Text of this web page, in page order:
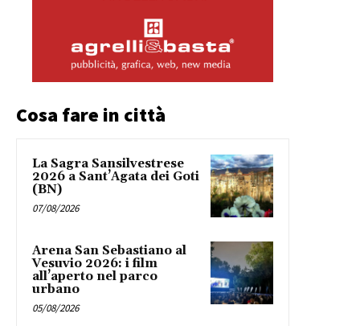
Cosa fare in città
La Sagra Sansilvestrese
2026 a Sant’Agata dei Goti
(BN)
07/08/2026
Arena San Sebastiano al
Vesuvio 2026: i film
all’aperto nel parco
urbano
05/08/2026